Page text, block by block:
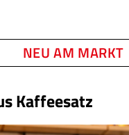
NEU AM MARKT
Kaffeesatz